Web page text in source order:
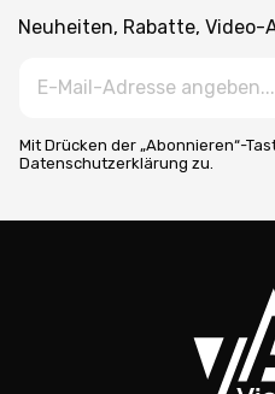
Neuheiten, Rabatte, Video-
Mit Drücken der „Abonnieren“-
Datenschutzerklärung zu.